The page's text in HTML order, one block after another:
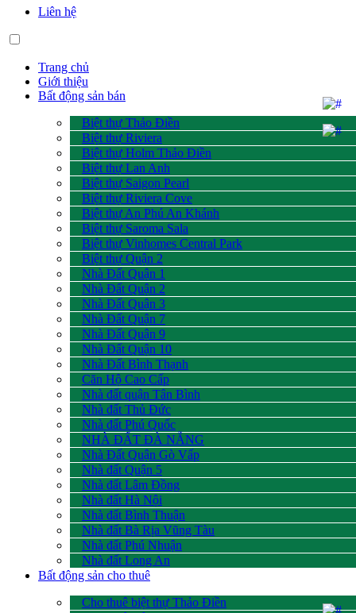
Liên hệ
Trang chủ
Giới thiệu
Bất động sản bán
Biệt thự Thảo Điền
Biệt thự Riviera
Biệt thự Holm Thảo Điền
Biệt thự Lan Anh
Biệt thự Saigon Pearl
Biệt thự Riviera Cove
Biệt thự An Phú An Khánh
Biệt thự Saroma Sala
Biệt thự Vinhomes Central Park
Biệt thự Quận 2
Nhà Đất Quận 1
Nhà Đất Quận 2
Nhà Đất Quận 3
Nhà Đất Quận 7
Nhà Đất Quận 9
Nhà Đất Quận 10
Nhà Đất Bình Thạnh
Căn Hộ Cao Cấp
Nhà đất quận Tân Bình
Nhà đất Thủ Đức
Nhà đất Phú Quốc
NHÀ ĐẤT ĐÀ NẴNG
Nhà Đất Quận Gò Vấp
Nhà đất Quận 5
Nhà đất Lâm Đồng
Nhà đất Hà Nội
Nhà đất Bình Thuận
Nhà đất Bà Rịa Vũng Tàu
Nhà đất Phú Nhuận
Nhà đất Long An
Bất động sản cho thuê
Cho thuê biệt thự Thảo Điền